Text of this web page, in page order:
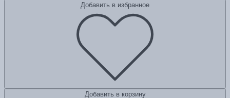
Добавить в избранное
Добавить в корзину